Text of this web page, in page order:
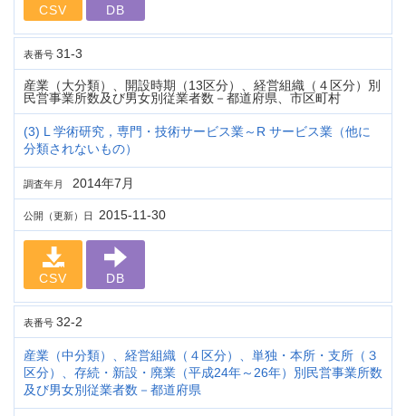
CSV DB
表番号 31-3
産業（大分類）、開設時期（13区分）、経営組織（４区分）別
民営事業所数及び男女別従業者数－都道府県、市区町村
(3) L 学術研究，専門・技術サービス業～R サービス業（他に
分類されないもの）
調査年月 2014年7月
公開（更新）日 2015-11-30
CSV DB
表番号 32-2
産業（中分類）、経営組織（４区分）、単独・本所・支所（３
区分）、存続・新設・廃業（平成24年～26年）別民営事業所数
及び男女別従業者数－都道府県